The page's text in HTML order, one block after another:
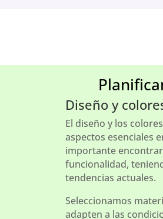
Diseño y
El diseño y los
aspectos esenciales
importante
funcionalidad,
tendencias actuales.
Seleccionamos
adapten a las